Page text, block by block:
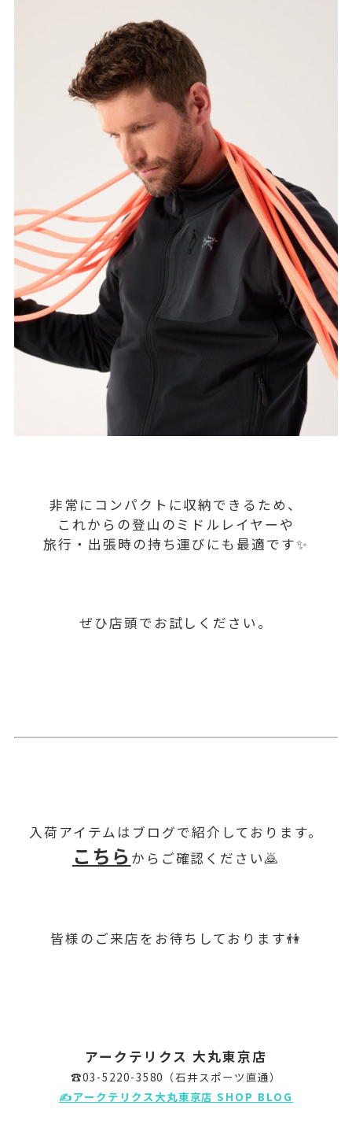
非常にコンパクトに収納できるため、
これからの登山のミドルレイヤーや
旅行・出張時の持ち運びにも最適です✨
ぜひ店頭でお試しください。
入荷アイテムはブログで紹介しております。
こちら からご確認ください🙇
皆様のご来店をお待ちしております👫
アークテリクス 大丸東京店
☎03-5220-3580（石井スポーツ直通）
✍アークテリクス大丸東京店 SHOP BLOG